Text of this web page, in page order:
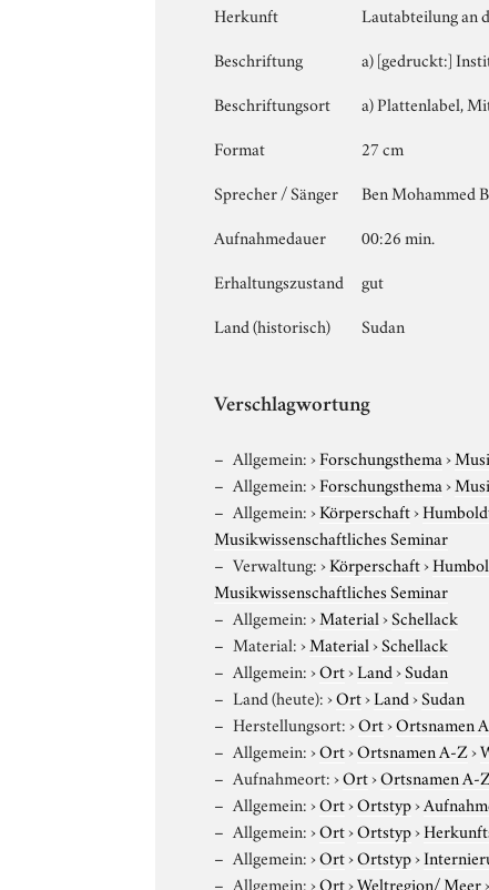
Herkunft
Lautabteilung an
Beschriftung
a) [gedruckt:]
Beschriftungsort
a) Plattenlabel,
Format
27 cm
Sprecher / Sänger
Ben Mohammed
Aufnahmedauer
00:26 min.
Erhaltungszustand
gut
Land (historisch)
Sudan
Verschlagwortung
Allgemein:›Forschungsthema›
Allgemein:›Forschungsthema›
Allgemein:›Körperschaft›
Musikwissenschaftliches Seminar
Verwaltung:›Körperschaft›
Musikwissenschaftliches Seminar
Allgemein:›Material›Schellack
Material:›Material›Schellack
Allgemein:›Ort›Land›Sudan
Land (heute):›Ort›Land›Sudan
Herstellungsort:›Ort›Ortsnamen
Allgemein:›Ort›Ortsnamen A-Z›
Aufnahmeort:›Ort›Ortsnamen A-
Allgemein:›Ort›Ortstyp›
Allgemein:›Ort›Ortstyp›
Allgemein:›Ort›Ortstyp›
Allgemein:›Ort›Weltregion/ Meer›